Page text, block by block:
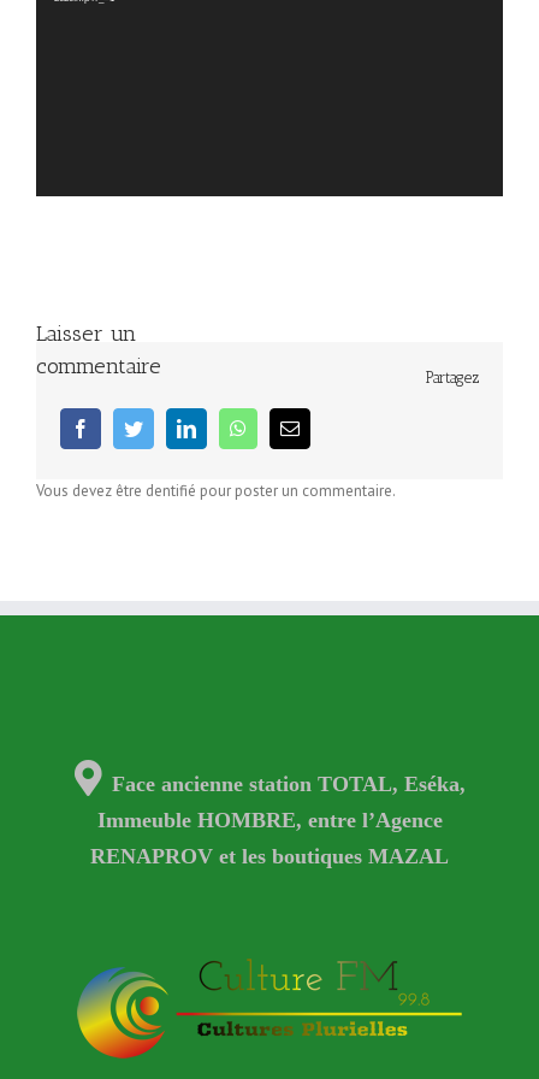
Partagez
facebooktwitter linkedin whatsappEmail
Laisser un
commentaire
Vous devez être dentifié pour poster un commentaire.
Face ancienne station TOTAL, Eséka,
Immeuble HOMBRE, entre l’Agence
RENAPROV et les boutiques MAZAL